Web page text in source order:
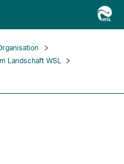
Landschaft WSL